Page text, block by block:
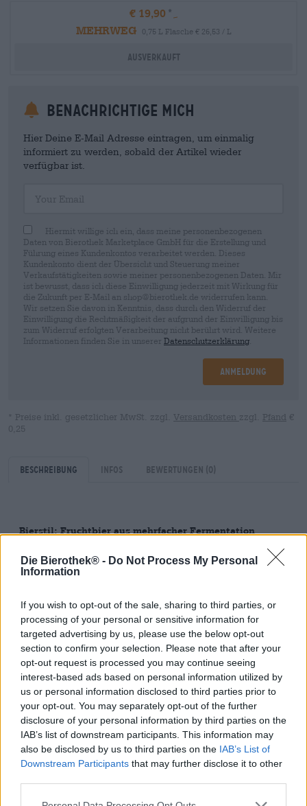
Die Bierothek® - Do Not Process My Personal
Information
If you wish to opt-out of the sale, sharing to third parties, or
processing of your personal or sensitive information for
targeted advertising by us, please use the below opt-out
section to confirm your selection. Please note that after your
opt-out request is processed you may continue seeing
interest-based ads based on personal information utilized by
us or personal information disclosed to third parties prior to
your opt-out. You may separately opt-out of the further
disclosure of your personal information by third parties on the
IAB’s list of downstream participants. This information may
also be disclosed by us to third parties on the IAB’s List of
Downstream Participants that may further disclose it to other
€ 19,90
MEHRWEG
0,75 L Flasche € 26,53 / L
Ausverkauft
Benachrichtige mich
Hier Deine E-Mail Adresse eintragen, um einmalig
informiert zu werden, sobald der Artikel wieder
verfügbar ist.
Hiermit willige ich ein, dass meine personenbezogenen
Daten von Bierothek Marketplace GmbH für die Erstellung und
Führung eines Kundenkontos verarbeitet werden. Dieses
Kundenkonto dient der Übersicht und Steuerung meiner
Verkaufstätigkeiten sowie meiner personenbezogenen Daten. Mir
ist bewusst, dass ich diese Einwilligung jederzeit mit Wirkung für
die Zukunft per E-Mail an shop@bierothek.de widerrufen kann.
Wir setzen Sie davon in Kenntnis, dass durch den Widerruf der
Einwilligung die Rechtmäßigkeit der aufgrund der Einwilligung bis
zum Widerruf erfolgten Verarbeitung nicht berührt wird. Weitere
Informationen finden Sie in unserer Datenschutzerklärung
Anmeldung
* Preise inkl. gesetzlicher MwSt. zzgl. Versandkosten zzgl. Pfand €
0,25
Beschreibung Infos Bewertungen (0)
Bierstil: Fruchtbier aus mehrfacher Fermentation
Die Berliner Weisse ist ein Bierstil, der sich von Natur aus
wunderbar zur Vermählung mit Frucht eignet. Früher hat
eleganteren Weg gefunden: Viele Craftbrauer:innen
haben die Berliner Weisse als perfekte Grundlage für
sommerliche Biereskapaden erkannt und vereinen diese
mit Obst, das in unterschiedlichster Form mit eingebraut
wird.
Für sein geschicktes Händchen mit Bierexperimenten
aller Art ist Dr. Thomas Tyrell vom Tyrell BrauKunstAtelier
bekannt. Der Braumeister ist ein Gourmet mit
unfehlbarem Gespür für Geschmacks-Pairings und lebt
dieses Talent in einer Reihe edler Kreationen aus, die
aufeinander abgestimmt ein raffiniertes Biermenü
ergeben. Kürzlich erschien das Sommermenü für 2023,
das uns die Passionsweise, eineneue Auflage der
Kaiserweissenund eine exquisite Auswahl verschiedener